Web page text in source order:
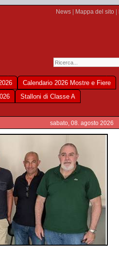
News Mappa del sito
Calendario 2026 Mostre e Fiere
Stalloni di Classe A
sabato, 08. agosto 2026